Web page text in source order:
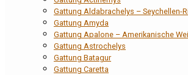
Gattung Aldabrachelys – Seychellen-
Gattung Amyda
Gattung Apalone – Amerikanische
Gattung Astrochelys
Gattung Batagur
Gattung Caretta